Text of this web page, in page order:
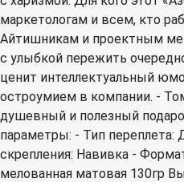
маркетологам и всем, кто
Айтишникам и проектным
с улыбкой пережить
ценит интеллектуальный
остроумием в компании. -
душевный и полезный
параметры: - Тип переплета:
скрепления: Навивка -
мелованная матовая 130гр